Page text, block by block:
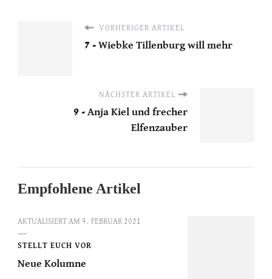
VORHERIGER ARTIKEL
7 - Wiebke Tillenburg will mehr
NÄCHSTER ARTIKEL
9 - Anja Kiel und frecher
Elfenzauber
Empfohlene Artikel
AKTUALISIERT AM 4. FEBRUAR 2021
STELLT EUCH VOR
Neue Kolumne